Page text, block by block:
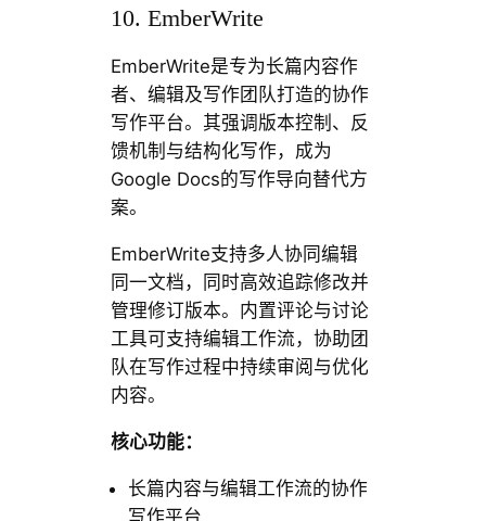
10. EmberWrite
EmberWrite是专为长篇内容作
者、编辑及写作团队打造的协作
写作平台。其强调版本控制、反
馈机制与结构化写作，成为
Google Docs的写作导向替代方
案。
EmberWrite支持多人协同编辑
同一文档，同时高效追踪修改并
管理修订版本。内置评论与讨论
工具可支持编辑工作流，协助团
队在写作过程中持续审阅与优化
内容。
核心功能：
长篇内容与编辑工作流的协作
写作平台